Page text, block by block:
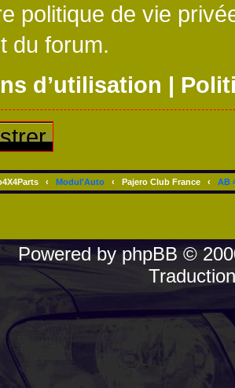
politique de vie
du forum.
d’utilisation |
‹ Modul'Auto ‹ Pajero Club France ‹ AB
Powered byphpBB©